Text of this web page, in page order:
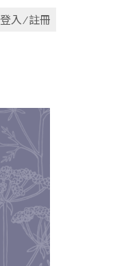
登入 ⁄ 註冊